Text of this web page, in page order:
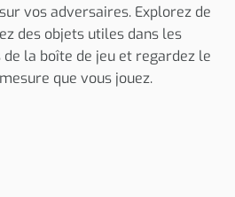
vos adversaires. Explorez de
des objets utiles dans les
la boîte de jeu et regardez le
que vous jouez.